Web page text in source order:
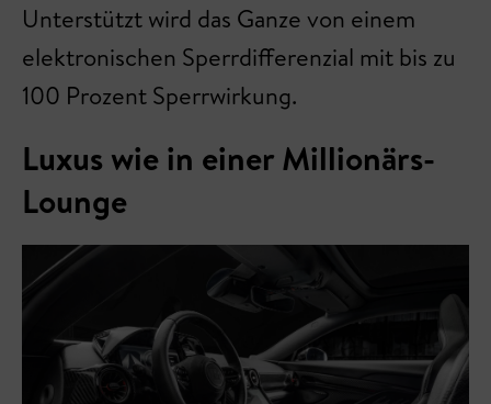
Unterstützt wird das Ganze von einem
elektronischen Sperrdifferenzial mit bis zu
100 Prozent Sperrwirkung.
Luxus wie in einer Millionärs-
Lounge